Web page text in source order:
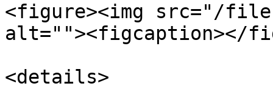
<figure><img src="/
alt=""><figcaption></
<details>